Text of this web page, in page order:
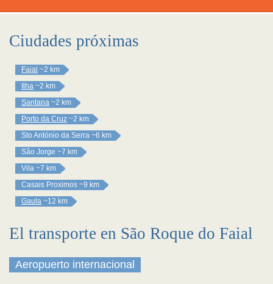
Ciudades próximas
Faial ~2 km
Ilha ~2 km
Santana ~2 km
Porto da Cruz ~2 km
Sto António da Serra ~6 km
São Jorge ~7 km
Vila ~7 km
Casais Proximos ~9 km
Gaula ~12 km
El transporte en São Roque do Faial
Aeropuerto internacional